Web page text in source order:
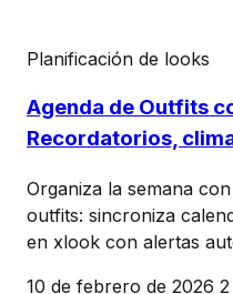
Planificación de looks
Agenda de Outfits
Recordatorios,
Organiza la semana
outfits: sincroniza
en xlook con alertas
10 de febrero de 2026